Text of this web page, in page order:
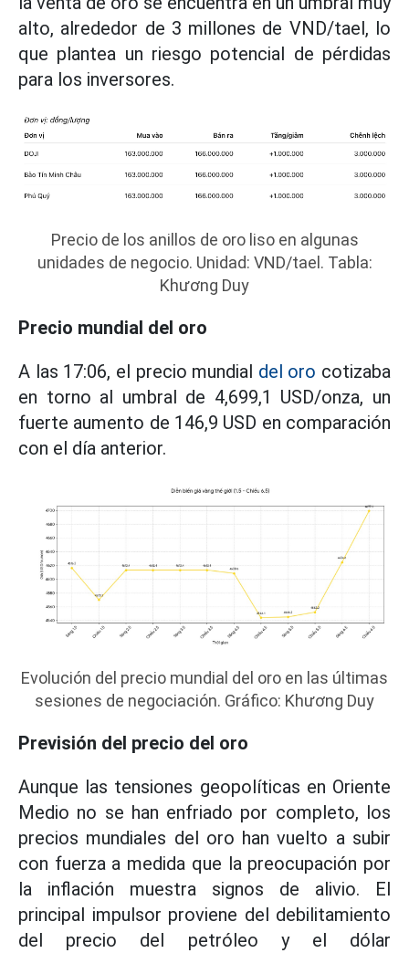
alto, alrededor de 3 millones de VND/tael, lo
que plantea un riesgo potencial de pérdidas
para los inversores.
Precio de los anillos de oro liso en algunas
unidades de negocio. Unidad: VND/tael. Tabla:
Khương Duy
Precio mundial del oro
A las 17:06, el precio mundial del oro cotizaba
en torno al umbral de 4,699,1 USD/onza, un
fuerte aumento de 146,9 USD en comparación
con el día anterior.
Evolución del precio mundial del oro en las últimas
sesiones de negociación. Gráfico: Khương Duy
Previsión del precio del oro
Aunque las tensiones geopolíticas en Oriente
Medio no se han enfriado por completo, los
precios mundiales del oro han vuelto a subir
con fuerza a medida que la preocupación por
la inflación muestra signos de alivio. El
principal impulsor proviene del debilitamiento
del precio del petróleo y el dólar